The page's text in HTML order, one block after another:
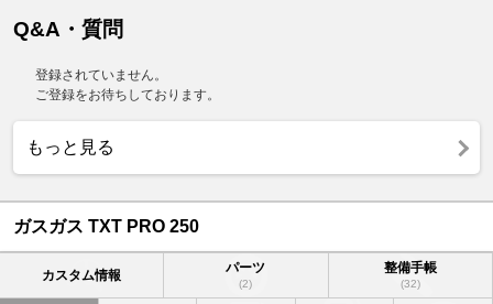
Q&A・質問
登録されていません。
ご登録をお待ちしております。
もっと見る
ガスガス TXT PRO 250
カスタム情報 パーツ
(2)
整備手帳
(32)